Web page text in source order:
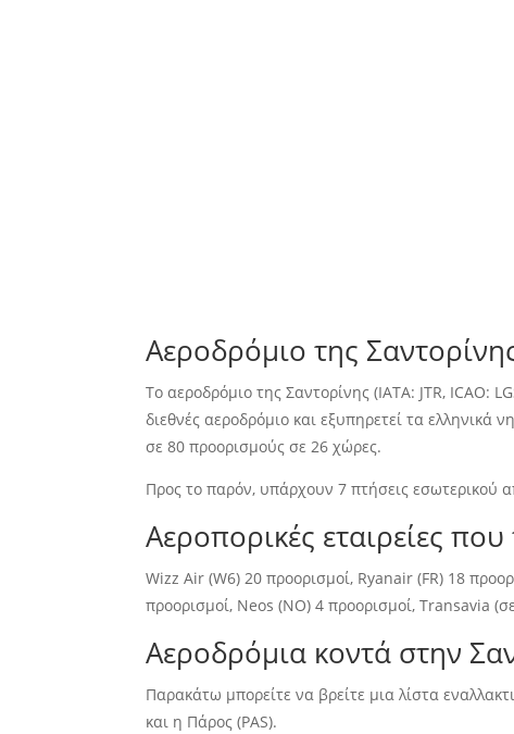
Αεροδρόμιο της
Το αεροδρόμιο της Σαντορίνης (IATA: JTR, ICAO:
διεθνές αεροδρόμιο και εξυπηρετεί τα ελληνικά
σε 80 προορισμούς σε 26 χώρες.
Προς το παρόν, υπάρχουν 7 πτήσεις εσωτερικού
Αεροπορικές εταιρείες
Wizz Air (W6) 20 προορισμοί, Ryanair (FR) 18
προορισμοί, Neos (NO) 4 προορισμοί, Transavia
Αεροδρόμια κοντά στην
Παρακάτω μπορείτε να βρείτε μια λίστα
και η Πάρος (PAS).